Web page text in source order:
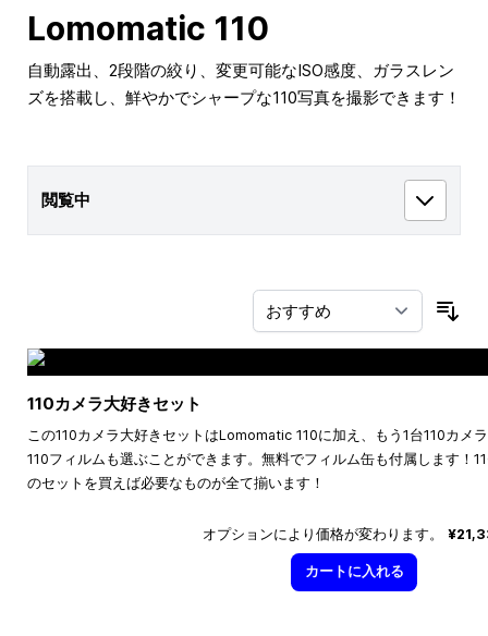
Lomomatic 110
自動露出、2段階の絞り、変更可能なISO感度、ガラスレン
ズを搭載し、鮮やかでシャープな110写真を撮影できます！
閲覧中
110カメラ大好きセット
この110カメラ大好きセットはLomomatic 110に加え、もう1台110カメ
110フィルムも選ぶことができます。無料でフィルム缶も付属します！
のセットを買えば必要なものが全て揃います！
オプションにより価格が変わります。
カートに入れる